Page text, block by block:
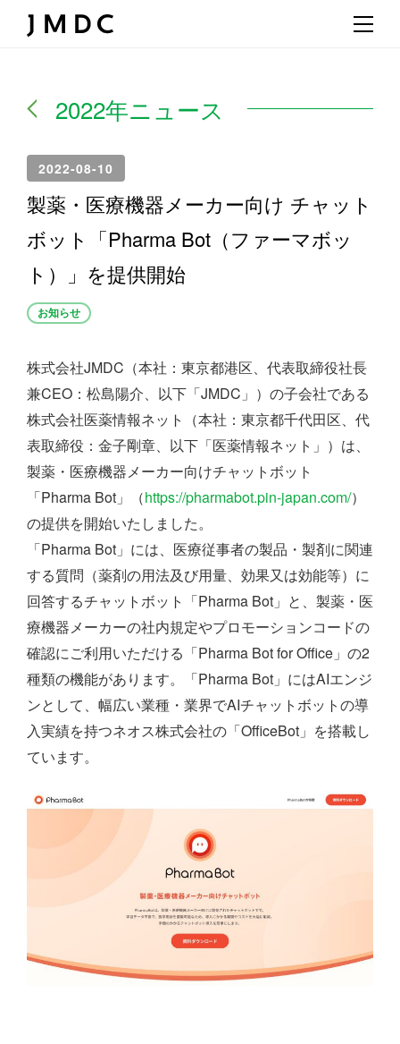
2022年ニュース
2022-08-10
製薬・医療機器メーカー向け チャット
ボット「Pharma Bot（ファーマボッ
ト）」を提供開始
お知らせ
株式会社JMDC（本社：東京都港区、代表取締役社長
兼CEO：松島陽介、以下「JMDC」）の子会社である
株式会社医薬情報ネット（本社：東京都千代田区、代
表取締役：金子剛章、以下「医薬情報ネット」）は、
製薬・医療機器メーカー向けチャットボット
「Pharma Bot」（https://pharmabot.pin-japan.com/）
の提供を開始いたしました。
「Pharma Bot」には、医療従事者の製品・製剤に関連
する質問（薬剤の用法及び用量、効果又は効能等）に
回答するチャットボット「Pharma Bot」と、製薬・医
療機器メーカーの社内規定やプロモーションコードの
確認にご利用いただける「Pharma Bot for Office」の2
種類の機能があります。「Pharma Bot」にはAIエンジ
ンとして、幅広い業種・業界でAIチャットボットの導
入実績を持つネオス株式会社の「OfficeBot」を搭載し
ています。